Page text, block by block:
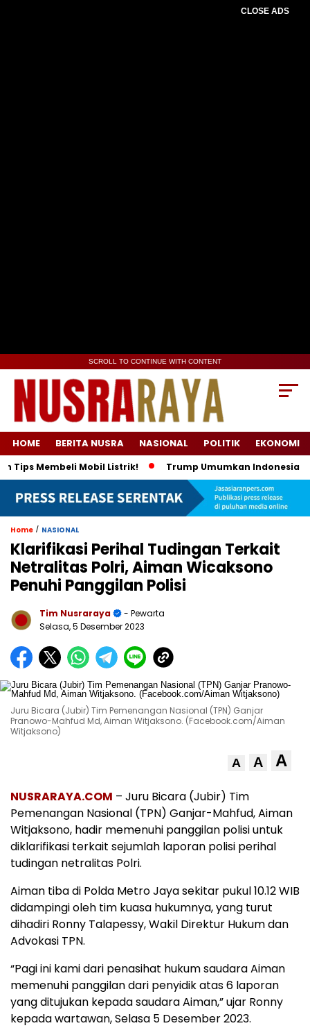
CLOSE ADS
SCROLL TO CONTINUE WITH CONTENT
HOME BERITA NUSRA NASIONAL POLITIK EKONOMI
Membeli Mobil Listrik! Trump Umumkan Indonesia Beli
Home / NASIONAL
Klarifikasi Perihal Tudingan Terkait
Netralitas Polri, Aiman Wicaksono
Penuhi Panggilan Polisi
Tim Nusraraya
- Pewarta
Selasa, 5 Desember 2023
Juru Bicara (Jubir) Tim Pemenangan Nasional (TPN) Ganjar
Pranowo-Mahfud Md, Aiman Witjaksono. (Facebook.com/Aiman
Witjaksono)
A A A
NUSRARAYA.COM – Juru Bicara (Jubir) Tim
Pemenangan Nasional (TPN) Ganjar-Mahfud, Aiman
Witjaksono, hadir memenuhi panggilan polisi untuk
diklarifikasi terkait sejumlah laporan polisi perihal
tudingan netralitas Polri.
Aiman tiba di Polda Metro Jaya sekitar pukul 10.12 WIB
didampingi oleh tim kuasa hukumnya, yang turut
dihadiri Ronny Talapessy, Wakil Direktur Hukum dan
Advokasi TPN.
“Pagi ini kami dari penasihat hukum saudara Aiman
memenuhi panggilan dari penyidik atas 6 laporan
yang ditujukan kepada saudara Aiman,” ujar Ronny
kepada wartawan, Selasa 5 Desember 2023.